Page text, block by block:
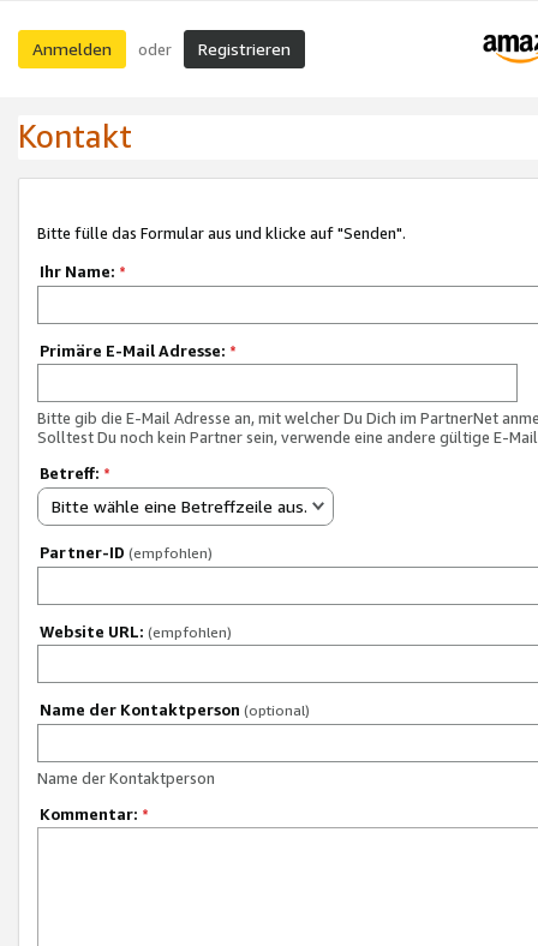
Anmelden oder Registrieren
Kontakt
Bitte fülle das Formular aus und klicke auf "Senden".
Ihr Name: *
Primäre E-Mail Adresse: *
Bitte gib die E-Mail Adresse an, mit welcher Du Dich im PartnerNet
Solltest Du noch kein Partner sein, verwende eine andere gültige E-
Betreff: *
Bitte wähle eine Betreffzeile aus.
Partner-ID (empfohlen)
Website URL: (empfohlen)
Name der Kontaktperson (optional)
Name der Kontaktperson
Kommentar: *